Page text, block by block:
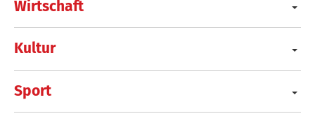
Wirtschaft
Kultur
Sport